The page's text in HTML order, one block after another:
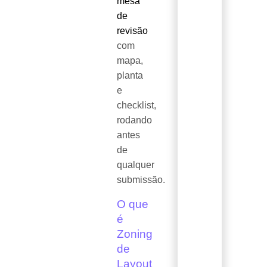
de
revisão
com
mapa,
planta
e
checklist,
rodando
antes
de
qualquer
submissão.
O que
é
Zoning
de
Layout